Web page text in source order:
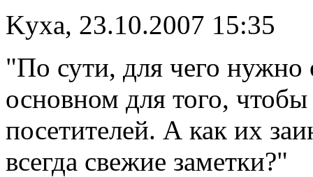
Kyхa, 23.10.2007 15:35
"По сути, для чего
основном для того,
посетителей. А как их
всегда свежие заметки?"